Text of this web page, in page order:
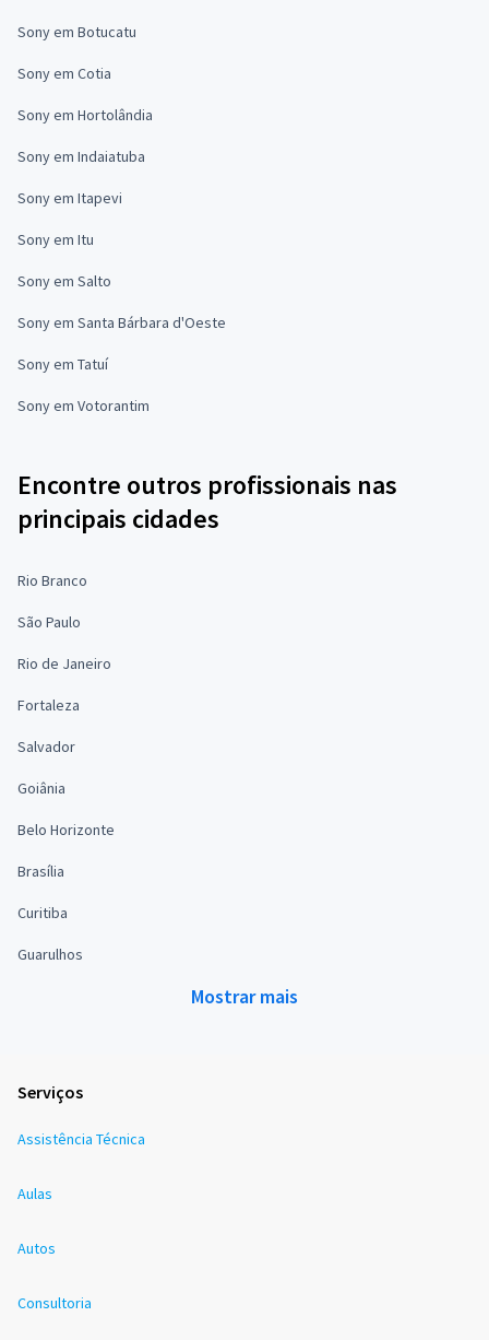
Sony em Botucatu
Sony em Cotia
Sony em Hortolândia
Sony em Indaiatuba
Sony em Itapevi
Sony em Itu
Sony em Salto
Sony em Santa Bárbara d'Oeste
Sony em Tatuí
Sony em Votorantim
Encontre outros profissionais nas
principais cidades
Rio Branco
São Paulo
Rio de Janeiro
Fortaleza
Salvador
Goiânia
Belo Horizonte
Brasília
Curitiba
Guarulhos
Mostrar mais
Serviços
Assistência Técnica
Aulas
Autos
Consultoria